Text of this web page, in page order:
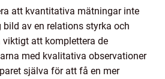
att kvantitativa mätningar inte
av en relations styrka och
viktigt att komplettera de
med kvalitativa observationer
själva för att få en mer